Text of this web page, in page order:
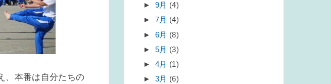
、本番は自分たちの
► 9月 (4)
► 7月 (4)
► 6月 (8)
► 5月 (3)
► 4月 (1)
► 3月 (6)